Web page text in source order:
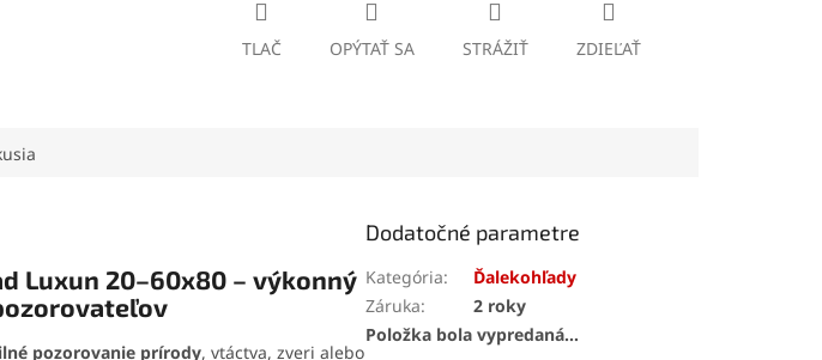
TLAČ OPÝTAŤ SA STRÁŽIŤ ZDIEĽAŤ
Luxun 20–60x80 – výkonný
pozorovanie prírody, vtáctva, zveri alebo
Dodatočné parametre
Kategória:
Ďalekohľady
Záruka:
2 roky
Položka bola vypredaná…